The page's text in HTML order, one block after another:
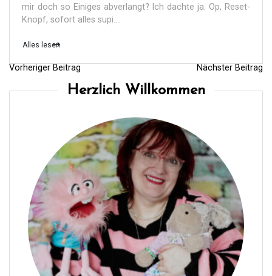
mir doch so Einiges abverlangt? Ich dachte ja: Op, Reset-
Knopf, sofort alles supi....
Alles lesen
B
e
Vorheriger Beitrag Nächster Beitrag
Herzlich Willkommen